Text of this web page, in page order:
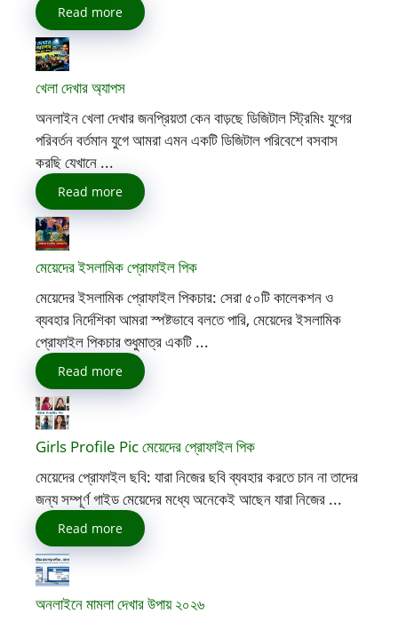
Read more
খেলা দেখার অ্যাপস
অনলাইন খেলা দেখার জনপ্রিয়তা কেন বাড়ছে ডিজিটাল স্ট্রিমিং যুগের
পরিবর্তন বর্তমান যুগে আমরা এমন একটি ডিজিটাল পরিবেশে বসবাস
করছি যেখানে ...
Read more
মেয়েদের ইসলামিক প্রোফাইল পিক
মেয়েদের ইসলামিক প্রোফাইল পিকচার: সেরা ৫০টি কালেকশন ও
ব্যবহার নির্দেশিকা আমরা স্পষ্টভাবে বলতে পারি, মেয়েদের ইসলামিক
প্রোফাইল পিকচার শুধুমাত্র একটি ...
Read more
Girls Profile Pic মেয়েদের প্রোফাইল পিক
মেয়েদের প্রোফাইল ছবি: যারা নিজের ছবি ব্যবহার করতে চান না তাদের
জন্য সম্পূর্ণ গাইড মেয়েদের মধ্যে অনেকেই আছেন যারা নিজের ...
Read more
অনলাইনে মামলা দেখার উপায় ২০২৬